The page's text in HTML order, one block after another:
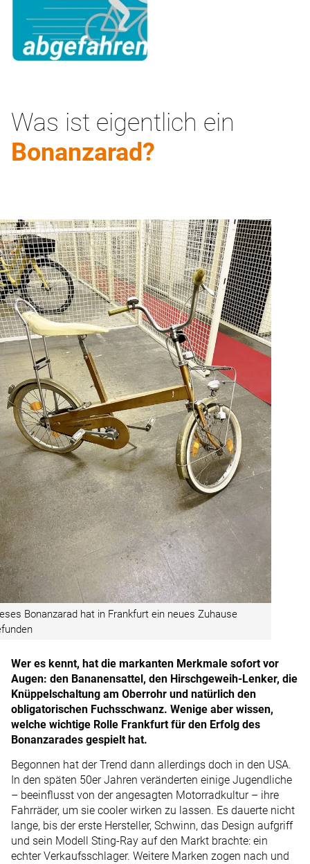
Was ist eigentlich ein
Bonanzarad?
Bonanzarad hat in Frankfurt ein neues ­Zuhause
Wer es kennt, hat die markanten Merkmale sofort vor
Augen: den Bananensattel, den Hirschgeweih-Lenker, die
Knüppelschaltung am Oberrohr und natürlich den
obligatorischen Fuchsschwanz. Wenige aber wissen,
welche wichtige Rolle Frankfurt für den Erfolg des
Bonanzarades gespielt hat.
Begonnen hat der Trend dann allerdings doch in den USA.
In den späten 50er Jahren veränderten einige Jugendliche
– beeinflusst von der angesagten Motorradkultur – ihre
Fahrräder, um sie cooler wirken zu lassen. Es dauerte nicht
lange, bis der erste Hersteller, Schwinn, das Design aufgriff
und sein Modell Sting-Ray auf den Markt brachte: ein
echter Verkaufsschlager. Weitere Marken zogen nach und